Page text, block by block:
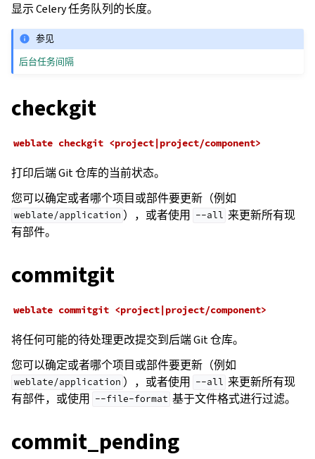
显示 Celery 任务队列的长度。
参见
后台任务间隔
checkgit
weblate checkgit <project|project/component>
打印后端 Git 仓库的当前状态。
您可以确定或者哪个项目或部件要更新（例如
weblate/application ），或者使用 --all 来更新所有现
有部件。
commitgit
weblate commitgit <project|project/component>
将任何可能的待处理更改提交到后端 Git 仓库。
您可以确定或者哪个项目或部件要更新（例如
weblate/application ），或者使用 --all 来更新所有现
有部件，或使用 --file-format 基于文件格式进行过滤。
commit_pending